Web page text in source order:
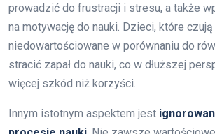
prowadzić do frustracji i stresu, a także
na motywację do nauki. Dzieci, które
niedowartościowane w porównaniu do
stracić zapał do nauki, co w dłuższej
więcej szkód niż korzyści.
Innym istotnym aspektem jest